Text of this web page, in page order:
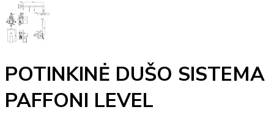
POTINKINĖ DUŠO SISTEMA
PAFFONI LEVEL